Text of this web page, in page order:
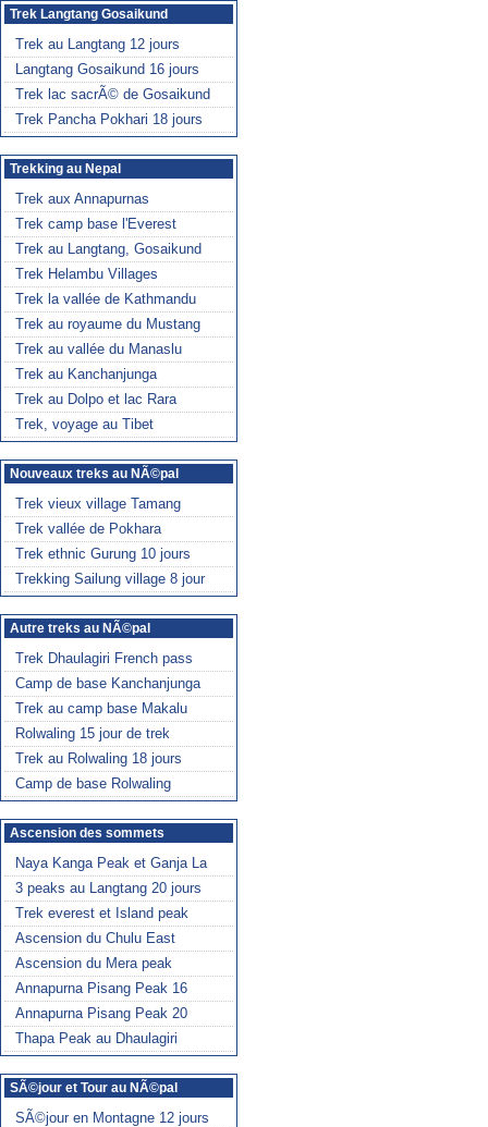
Trek Langtang Gosaikund
Trek au Langtang 12 jours
Langtang Gosaikund 16 jours
Trek lac sacrÃ© de Gosaikund
Trek Pancha Pokhari 18 jours
Trekking au Nepal
Trek aux Annapurnas
Trek camp base l'Everest
Trek au Langtang, Gosaikund
Trek Helambu Villages
Trek la vallée de Kathmandu
Trek au royaume du Mustang
Trek au vallée du Manaslu
Trek au Kanchanjunga
Trek au Dolpo et lac Rara
Trek, voyage au Tibet
Nouveaux treks au NÃ©pal
Trek vieux village Tamang
Trek vallée de Pokhara
Trek ethnic Gurung 10 jours
Trekking Sailung village 8 jour
Autre treks au NÃ©pal
Trek Dhaulagiri French pass
Camp de base Kanchanjunga
Trek au camp base Makalu
Rolwaling 15 jour de trek
Trek au Rolwaling 18 jours
Camp de base Rolwaling
Ascension des sommets
Naya Kanga Peak et Ganja La
3 peaks au Langtang 20 jours
Trek everest et Island peak
Ascension du Chulu East
Ascension du Mera peak
Annapurna Pisang Peak 16
Annapurna Pisang Peak 20
Thapa Peak au Dhaulagiri
SÃ©jour et Tour au NÃ©pal
SÃ©jour en Montagne 12 jours